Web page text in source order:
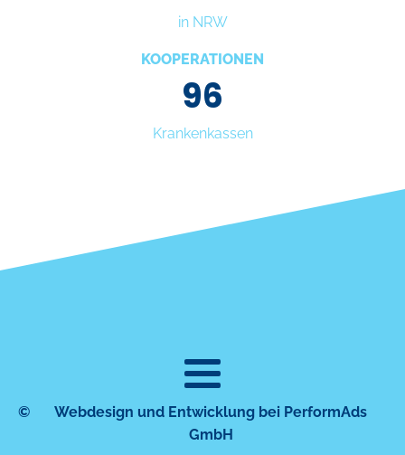
in NRW
KOOPERATIONEN
96
Krankenkassen
©
Webdesign und Entwicklung bei PerformAds
GmbH